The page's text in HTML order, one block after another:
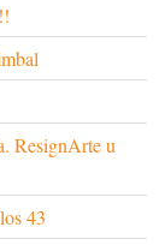
ResignArte u
43